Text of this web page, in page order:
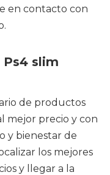
en contacto con
slim
de productos
mejor precio y con
y bienestar de
los mejores
y llegar a la